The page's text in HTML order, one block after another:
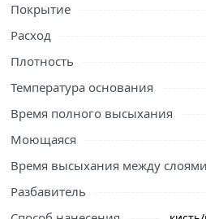
Ознакомьтесь с подробными
описанием и отзывами о товаре,
правильный выбор и заказать
Покрытие
Расход
Плотность
Температура основания
Время полного высыхания
Моющаяся
Время высыхания между слоями
Разбавитель